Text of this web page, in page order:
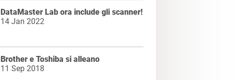
DataMaster Lab ora include gli scanner!
14 Jan 2022
Brother e Toshiba si alleano
11 Sep 2018